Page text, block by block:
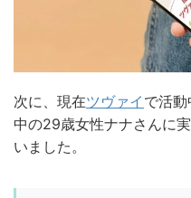
次に、現在ツヴァイ で活
中の29歳女性ナナさんに
いました。